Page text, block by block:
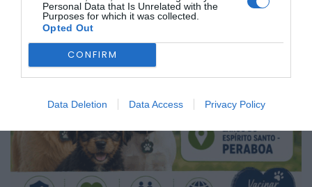
Personal Data that Is Unrelated with the
Purposes for which it was collected.
Opted Out
CONFIRM
Data Deletion Data Access Privacy Policy